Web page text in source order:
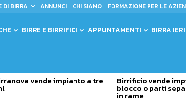
DI BIRRA ANNUNCI CHI SIAMO FORMAZIONE PER LE
BIRRE E BIRRIFICI APPUNTAMENTI BIRRA
vende impianto a tre Birrificio vende
blocco o parti
in rame